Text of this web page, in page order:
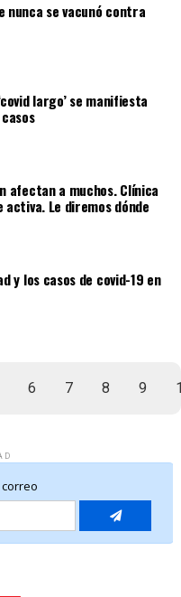
nunca se vacunó contra
largo’ se manifiesta
afectan a muchos. Clínica
activa. Le diremos dónde
y los casos de covid-19 en
6 7 8 9